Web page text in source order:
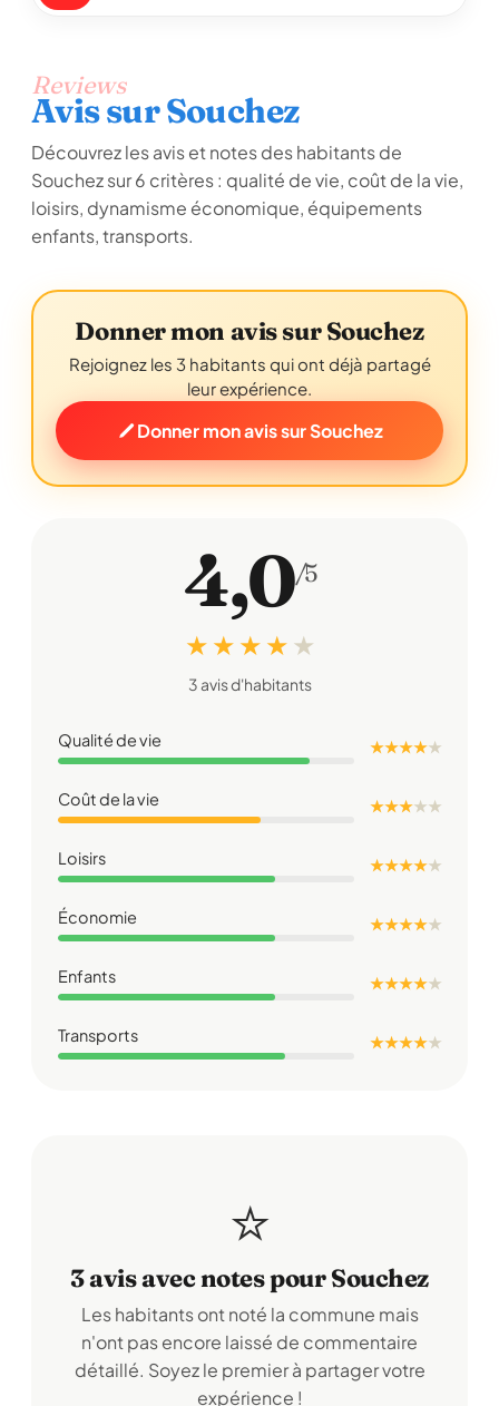
Reviews
Avis sur Souchez
Découvrez les avis et notes des habitants de
Souchez sur 6 critères : qualité de vie, coût de la vie,
loisirs, dynamisme économique, équipements
enfants, transports.
Donner mon avis sur Souchez
Rejoignez les 3 habitants qui ont déjà partagé
leur expérience.
Donner mon avis sur Souchez
4,0/5
★ ★ ★ ★ ★
3 avis d'habitants
Qualité de vie ★ ★ ★ ★★
Coût de la vie ★ ★ ★★★
Loisirs ★ ★ ★ ★★
Économie ★ ★ ★ ★★
Enfants ★ ★ ★ ★★
Transports ★ ★ ★ ★★
⭐
3 avis avec notes pour Souchez
Les habitants ont noté la commune mais
n'ont pas encore laissé de commentaire
détaillé. Soyez le premier à partager votre
expérience !